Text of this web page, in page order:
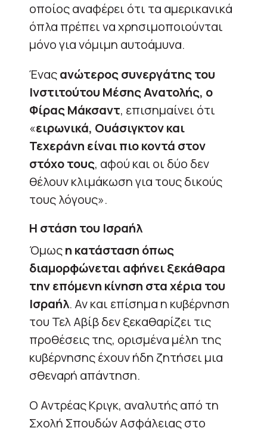
οποίος αναφέρει ότι τα αμερικανικά
όπλα πρέπει να χρησιμοποιούνται
μόνο για νόμιμη αυτοάμυνα.
Έναςανώτερος συνεργάτης του
Ινστιτούτου Μέσης Ανατολής, ο
Φίρας Μάκσαντ, επισημαίνει ότι
«ειρωνικά, Ουάσιγκτον και
Τεχεράνη είναι πιο κοντά στον
στόχο τους, αφού και οι δύο δεν
θέλουν κλιμάκωση για τους δικούς
τους λόγους».
Η στάση του Ισραήλ
Όμωςη κατάσταση όπως
διαμορφώνεται αφήνει ξεκάθαρα
την επόμενη κίνηση στα χέρια του
Ισραήλ. Αν και επίσημα η κυβέρνηση
του Τελ Αβίβ δεν ξεκαθαρίζει τις
προθέσεις της, ορισμένα μέλη της
κυβέρνησης έχουν ήδη ζητήσει μια
σθεναρή απάντηση.
Ο Αντρέας Κριγκ, αναλυτής από τη
Σχολή Σπουδών Ασφάλειας στο